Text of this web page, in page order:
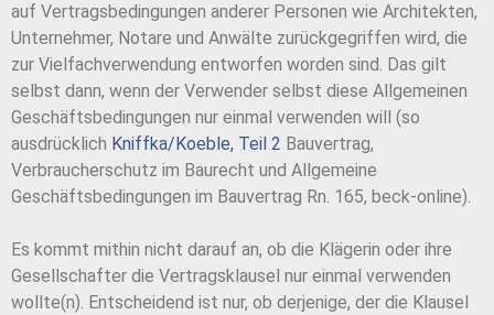
auf Vertragsbedingungen anderer Personen wie Architekten,
Unternehmer, Notare und Anwälte zurückgegriffen wird, die
zur Vielfachverwendung entworfen worden sind. Das gilt
selbst dann, wenn der Verwender selbst diese Allgemeinen
Geschäftsbedingungen nur einmal verwenden will (so
ausdrücklich Kniffka/Koeble, Teil 2 Bauvertrag,
Verbraucherschutz im Baurecht und Allgemeine
Geschäftsbedingungen im Bauvertrag Rn. 165, beck-online).
Es kommt mithin nicht darauf an, ob die Klägerin oder ihre
Gesellschafter die Vertragsklausel nur einmal verwenden
wollte(n). Entscheidend ist nur, ob derjenige, der die Klausel